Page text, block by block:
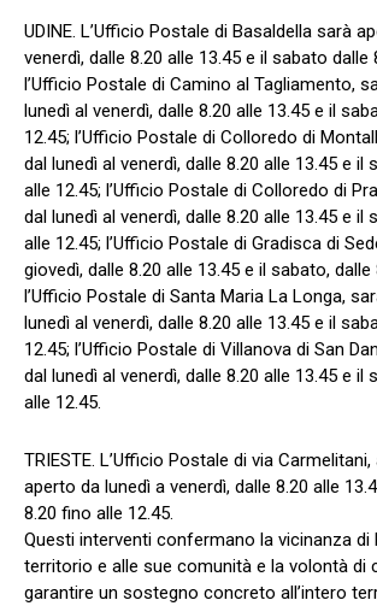
UDINE. L’Ufficio Postale di Basaldella sarà
venerdì, dalle 8.20 alle 13.45 e il sabato dalle
l’Ufficio Postale di Camino al Tagliamento,
lunedì al venerdì, dalle 8.20 alle 13.45 e il
12.45; l’Ufficio Postale di Colloredo di
dal lunedì al venerdì, dalle 8.20 alle 13.45 e il
alle 12.45; l’Ufficio Postale di Colloredo di
dal lunedì al venerdì, dalle 8.20 alle 13.45 e il
alle 12.45; l’Ufficio Postale di Gradisca di
giovedì, dalle 8.20 alle 13.45 e il sabato, dalle
l’Ufficio Postale di Santa Maria La Longa,
lunedì al venerdì, dalle 8.20 alle 13.45 e il
12.45; l’Ufficio Postale di Villanova di San
dal lunedì al venerdì, dalle 8.20 alle 13.45 e il
alle 12.45.
TRIESTE. L’Ufficio Postale di via
aperto da lunedì a venerdì, dalle 8.20 alle
8.20 fino alle 12.45.
Questi interventi confermano la vicinanza di
territorio e alle sue comunità e la volontà di
garantire un sostegno concreto all’intero